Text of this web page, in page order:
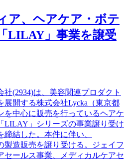
ア、ヘアケア・ボテ
LILAY」事業を譲受
(2934)は、美容関連プロダクト
展開する株式会社Lycka（東京都
を中心に販売を行っているヘアケ
LILAY」シリーズの事業譲り受け
結した。本件に伴い、
製造販売を譲り受ける。ジェイフ
セールス事業、メディカルケアセ